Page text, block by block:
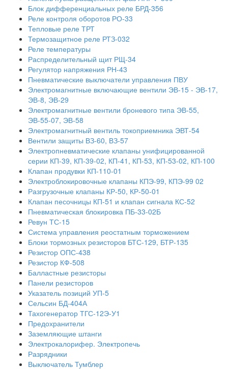
Блок дифференциальных реле БРД-356
Реле контроля оборотов РО-33
Тепловые реле ТРТ
Термозащитное реле РТЗ-032
Реле температуры
Распределительный щит РЩ-34
Регулятор напряжения РН-43
Пневматические выключатели управления ПВУ
Электромагнитные включающие вентили ЭВ-15 - ЭВ-17,
ЭВ-8, ЭВ-29
Электромагнитные вентили броневого типа ЭВ-55,
ЭВ-55-07, ЭВ-58
Электромагнитный вентиль токоприемника ЭВТ-54
Вентили защиты ВЗ-60, ВЗ-57
Электропневматические клапаны унифицированной
серии КП-39, КП-39-02, КП-41, КП-53, КП-53-02, КП-100
Клапан продувки КП-110-01
Электроблокировочные клапаны КПЭ-99, КПЭ-99 02
Разгрузочные клапаны КР-50, КР-50-01
Клапан песочницы КП-51 и клапан сигнала КС-52
Пневматическая блокировка ПБ-33-02Б
Ревун ТС-15
Система управления реостатным торможением
Блоки тормозных резисторов БТС-129, БТР-135
Резистор ОПС-438
Резистор КФ-508
Балластные резисторы
Панели резисторов
Указатель позиций УП-5
Сельсин БД-404А
Тахогенератор ТГС-12Э-У1
Предохранители
Заземляющие штанги
Электрокалорифер. Электропечь
Разрядники
Выключатель Тумблер